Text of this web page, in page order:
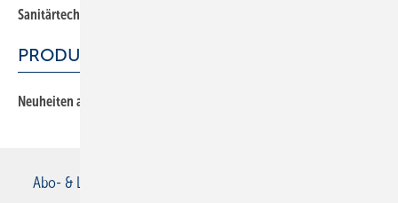
Sanitärtechnik
PRODUKTE
Neuheiten auf dem Markt
Abo- & Leserservice